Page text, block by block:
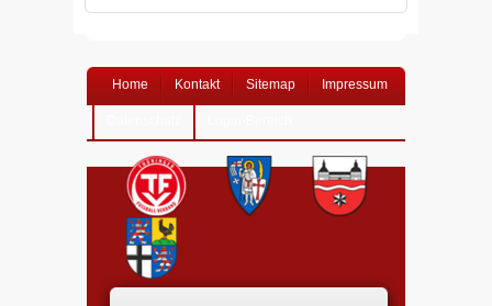
Home Kontakt Sitemap Impressum